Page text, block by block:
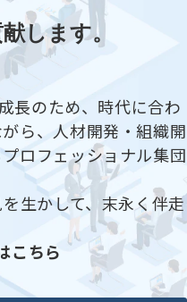
講座
報
ード
募集
します。
長のため、時代に合わ
ら、人材開発・組織開
ロフェッショナル集団
生かして、末永く伴走
こちら